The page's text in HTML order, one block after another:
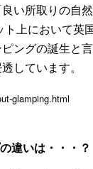
い所取りの自
上において英
ングの誕生と
しています。
glamping.html
違いは・・・？